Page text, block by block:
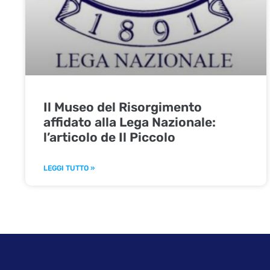
Il Museo del Risorgimento
affidato alla Lega Nazionale:
l’articolo de Il Piccolo
LEGGI TUTTO »